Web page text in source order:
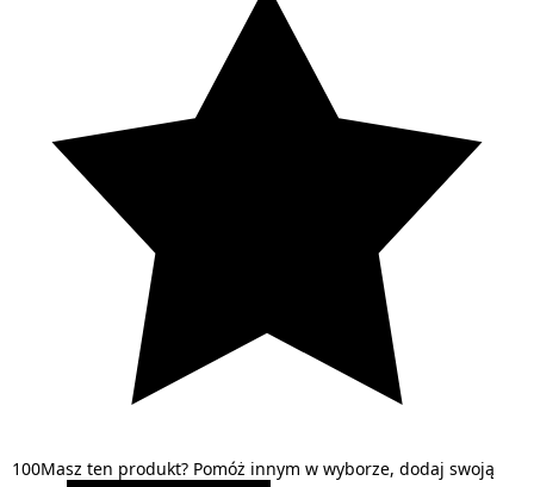
100Masz ten produkt? Pomóż innym w wyborze, dodaj swoją